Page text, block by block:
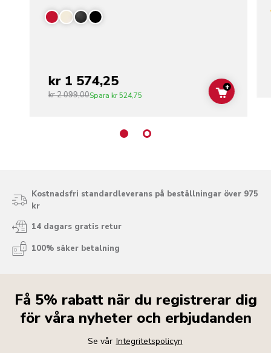
kr 1 574,25
kr 2 099,00Spara kr 524,75 ADD TO
+
Kostnadsfri standardleverans på beställningar över 975
kr
14 dagars gratis retur
100% säker betalning
Få 5% rabatt när du registrerar dig
för våra nyheter och erbjudanden
Se vår Integritetspolicyn